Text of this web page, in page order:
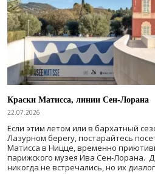
Краски Матисса, линии Сен-Лорана
22.07.2026
Если этим летом или в бархатный
Лазурном берегу, постарайтесь
Матисса в Ницце, временно
парижского музея Ива Сен-Лорана.
никогда не встречались, но их диалог